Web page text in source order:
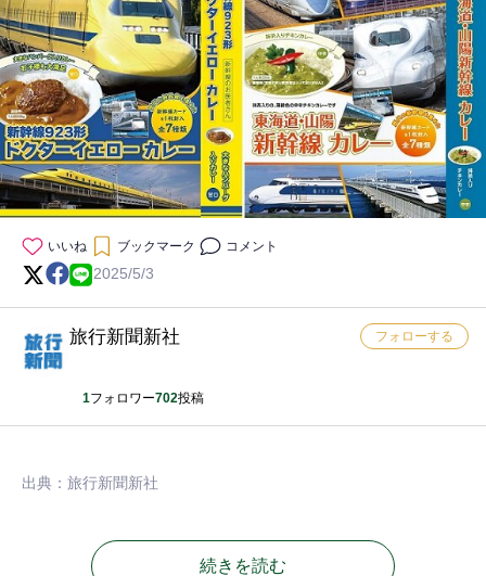
いいね ブックマーク コメント
2025/5/3
旅行新聞新社
1フォロワー702投稿
フォローする
出典：旅行新聞新社
続きを読む